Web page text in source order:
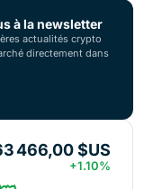
à la newsletter
actualités crypto
directement dans
466,00 $US
+1.10%